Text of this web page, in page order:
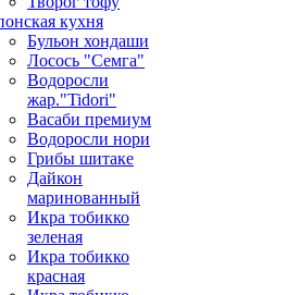
кухня
Бульон хондаши
Лосось "Семга"
Водоросли
жар."Tidori"
Васаби премиум
Водоросли нори
Грибы шитаке
Дайкон
маринованный
Икра тобикко
зеленая
Икра тобикко
красная